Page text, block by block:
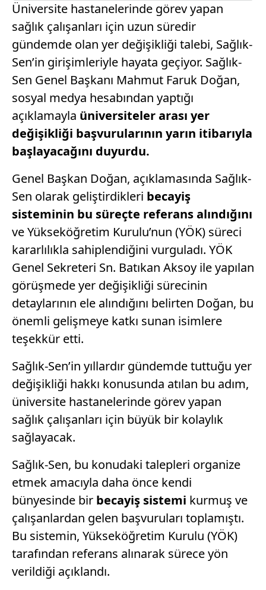
Üniversite hastanelerinde görev yapan
sağlık çalışanları için uzun süredir
gündemde olan yer değişikliği talebi, Sağlık-
Sen’in girişimleriyle hayata geçiyor. Sağlık-
Sen Genel Başkanı Mahmut Faruk Doğan,
sosyal medya hesabından yaptığı
açıklamayla üniversiteler arası yer
değişikliği başvurularının yarın itibarıyla
başlayacağını duyurdu.
Genel Başkan Doğan, açıklamasında Sağlık-
Sen olarak geliştirdikleri becayiş
sisteminin bu süreçte referans alındığını
ve Yükseköğretim Kurulu’nun (YÖK) süreci
kararlılıkla sahiplendiğini vurguladı. YÖK
Genel Sekreteri Sn. Batıkan Aksoy ile yapılan
görüşmede yer değişikliği sürecinin
detaylarının ele alındığını belirten Doğan, bu
önemli gelişmeye katkı sunan isimlere
teşekkür etti.
Sağlık-Sen’in yıllardır gündemde tuttuğu yer
değişikliği hakkı konusunda atılan bu adım,
üniversite hastanelerinde görev yapan
sağlık çalışanları için büyük bir kolaylık
sağlayacak.
Sağlık-Sen, bu konudaki talepleri organize
etmek amacıyla daha önce kendi
bünyesinde bir becayiş sistemi kurmuş ve
çalışanlardan gelen başvuruları toplamıştı.
Bu sistemin, Yükseköğretim Kurulu (YÖK)
tarafından referans alınarak sürece yön
verildiği açıklandı.